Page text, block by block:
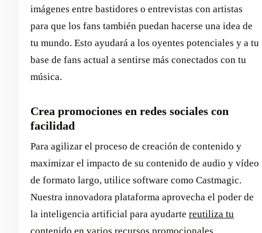
imágenes entre bastidores o entrevistas con artistas
para que los fans también puedan hacerse una idea de
tu mundo. Esto ayudará a los oyentes potenciales y a tu
base de fans actual a sentirse más conectados con tu
música.
Crea promociones en redes sociales con
facilidad
Para agilizar el proceso de creación de contenido y
maximizar el impacto de su contenido de audio y vídeo
de formato largo, utilice software como Castmagic.
Nuestra innovadora plataforma aprovecha el poder de
la inteligencia artificial para ayudarte reutiliza tu
contenido en varios recursos promocionales.